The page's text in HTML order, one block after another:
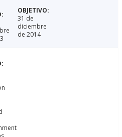
31 de
diciembre
de 2014